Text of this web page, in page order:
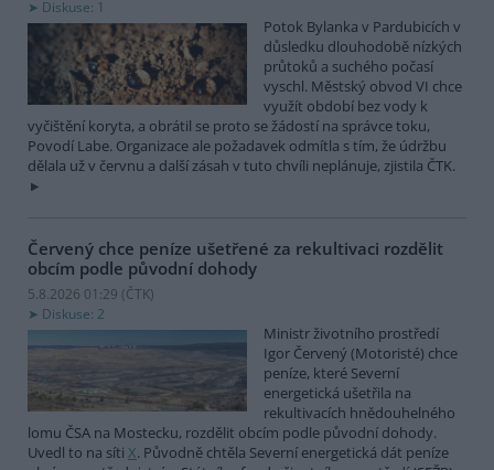
Diskuse: 1
Potok Bylanka v Pardubicích v
důsledku dlouhodobě nízkých
průtoků a suchého počasí
vyschl. Městský obvod VI chce
využít období bez vody k
vyčištění koryta, a obrátil se proto se žádostí na správce toku,
Povodí Labe. Organizace ale požadavek odmítla s tím, že údržbu
dělala už v červnu a další zásah v tuto chvíli neplánuje, zjistila ČTK.
Červený chce peníze ušetřené za rekultivaci rozdělit
obcím podle původní dohody
5.8.2026 01:29 (ČTK)
Diskuse: 2
Ministr životního prostředí
Igor Červený (Motoristé) chce
peníze, které Severní
energetická ušetřila na
rekultivacích hnědouhelného
lomu ČSA na Mostecku, rozdělit obcím podle původní dohody.
Uvedl to na síti X. Původně chtěla Severní energetická dát peníze